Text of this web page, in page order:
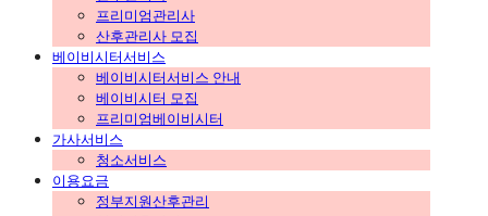
프리미엄관리사
산후관리사 모집
베이비시터서비스
베이비시터서비스 안내
베이비시터 모집
프리미엄베이비시터
가사서비스
청소서비스
이용요금
정부지원산후관리